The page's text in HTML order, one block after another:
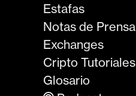
Estafas
Notas de Prensa
Exchanges
Cripto Tutoriales
Glosario